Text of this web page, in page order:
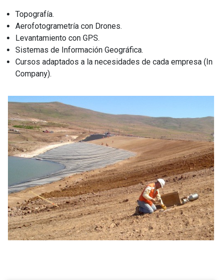
Topografía.
Aerofotogrametría con Drones.
Levantamiento con GPS.
Sistemas de Información Geográfica.
Cursos adaptados a la necesidades de cada empresa (In
Company).